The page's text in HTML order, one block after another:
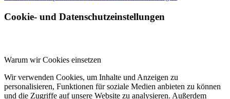
Cookie- und Datenschutzeinstellungen
Warum wir Cookies einsetzen
Wir verwenden Cookies, um Inhalte und Anzeigen zu
personalisieren, Funktionen für soziale Medien anbieten zu können
und die Zugriffe auf unsere Website zu analysieren. Außerdem